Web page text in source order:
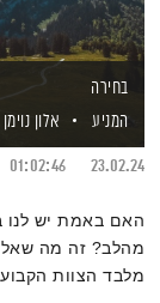
בחירה
המניע
אלון נוימן
23.02.24
01:02:46
האם באמת יש לנו
מהלב? זה מה
מלבד הצוות